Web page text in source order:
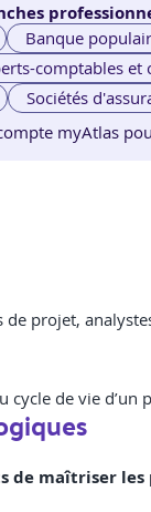
Banque
comptables et
Sociétés
myAtlas
de projet,
cycle de vie
de maîtriser